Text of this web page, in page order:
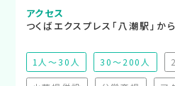
アクセス
つくばエクスプレス「八潮駅」か
1人～30人 30～200人